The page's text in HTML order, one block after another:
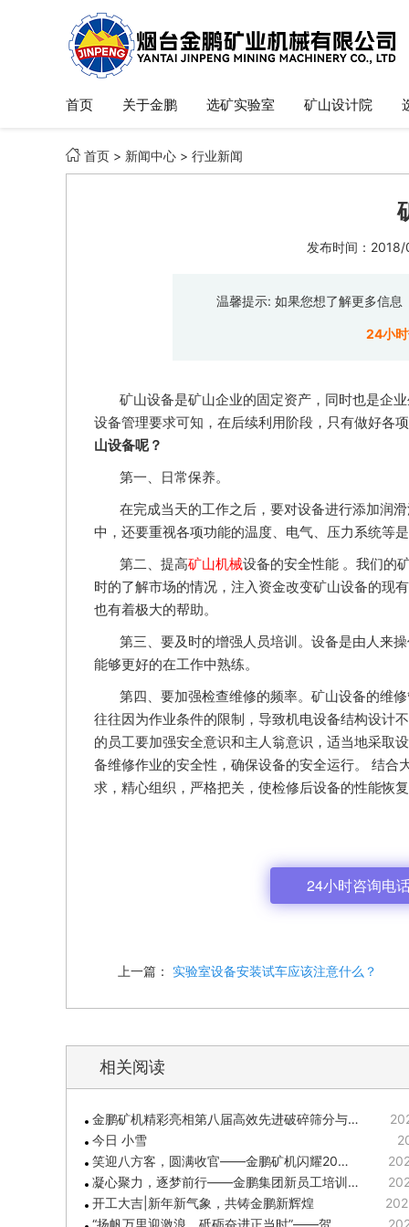
首页 关于金鹏 选矿实验室 矿山设计院
 首页 > 新闻中心 > 行业新闻
发布时间：
温馨提示: 如果您想了解更多信
24小
矿山设备是矿山企业的固定资产，同时也是企
设备管理要求可知，在后续利用阶段，只有做好各
山设备呢？
第一、日常保养。
在完成当天的工作之后，要对设备进行添加润
中，还要重视各项功能的温度、电气、压力系统等
第二、提高矿山机械设备的安全性能 。我们的
时的了解市场的情况，注入资金改变矿山设备的现
也有着极大的帮助。
第三、要及时的增强人员培训。设备是由人来
能够更好的在工作中熟练。
第四、要加强检查维修的频率。矿山设备的维
往往因为作业条件的限制，导致机电设备结构设计
的员工要加强安全意识和主人翁意识，适当地采取
备维修作业的安全性，确保设备的安全运行。 结
求，精心组织，严格把关，使检修后设备的性能恢
24小时咨询电
上一篇： 实验室设备安装试车应该注意什么？
相关阅读
金鹏矿机精彩亮相第八届高效先进破碎筛分与…
今日 小雪
笑迎八方客，圆满收官——金鹏矿机闪耀20…
凝心聚力，逐梦前行——金鹏集团新员工培训…
开工大吉|新年新气象，共铸金鹏新辉煌
“扬帆万里迎激浪，砥砺奋进正当时”——贺…